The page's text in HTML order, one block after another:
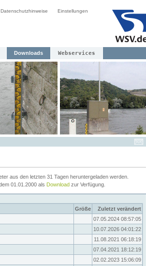
Datenschutzhinweise Einstellungen
Downloads Webservices
aus den letzten 31 Tagen heruntergeladen werden.
01.01.2000 als Download zur Verfügung.
Größe
Zuletzt verändert
07.05.2024 08:57:05
10.07.2026 04:01:22
11.08.2021 06:18:19
07.04.2021 18:12:19
02.02.2023 15:06:09